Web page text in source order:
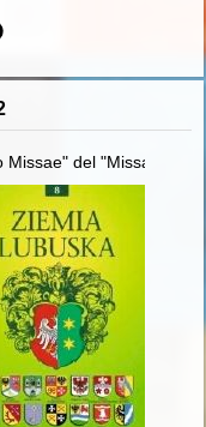
na
zjawiska
Missae" del "Missale